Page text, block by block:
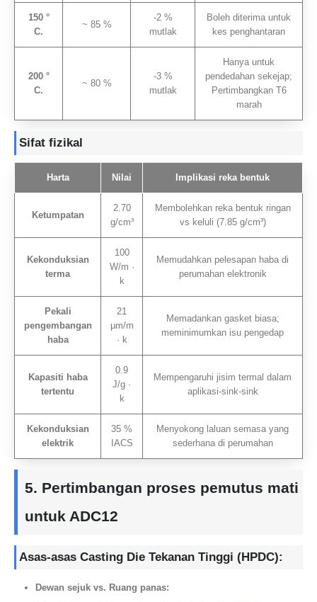
150 °
C.
~ 85 %
-2 %
mutlak
Boleh diterima untuk
kes penghantaran
200 °
C.
~ 80 %
-3 %
mutlak
Hanya untuk
pendedahan sekejap;
Pertimbangkan T6
marah
Sifat fizikal
Harta Nilai Implikasi reka bentuk
Ketumpatan
2.70
g/cm³
Membolehkan reka bentuk ringan
vs keluli (7.85 g/cm³)
Kekonduksian
terma
100
W/m ·
k
Memudahkan pelesapan haba di
perumahan elektronik
Pekali
pengembangan
haba
21
μm/m
· k
Memadankan gasket biasa;
meminimumkan isu pengedap
Kapasiti haba
tertentu
0.9
J/g ·
k
Mempengaruhi jisim termal dalam
aplikasi-sink-sink
Kekonduksian
elektrik
35 %
IACS
Menyokong laluan semasa yang
sederhana di perumahan
5. Pertimbangan proses pemutus mati
untuk ADC12
Asas-asas Casting Die Tekanan Tinggi (HPDC):
Dewan sejuk vs. Ruang panas: